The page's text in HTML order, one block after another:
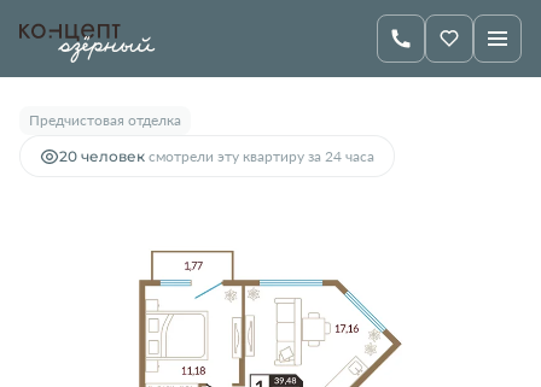
1-комнатная41.25 м 6 595 000 руб.
Предчистовая отделка
20 человек смотрели эту квартиру за 24 часа